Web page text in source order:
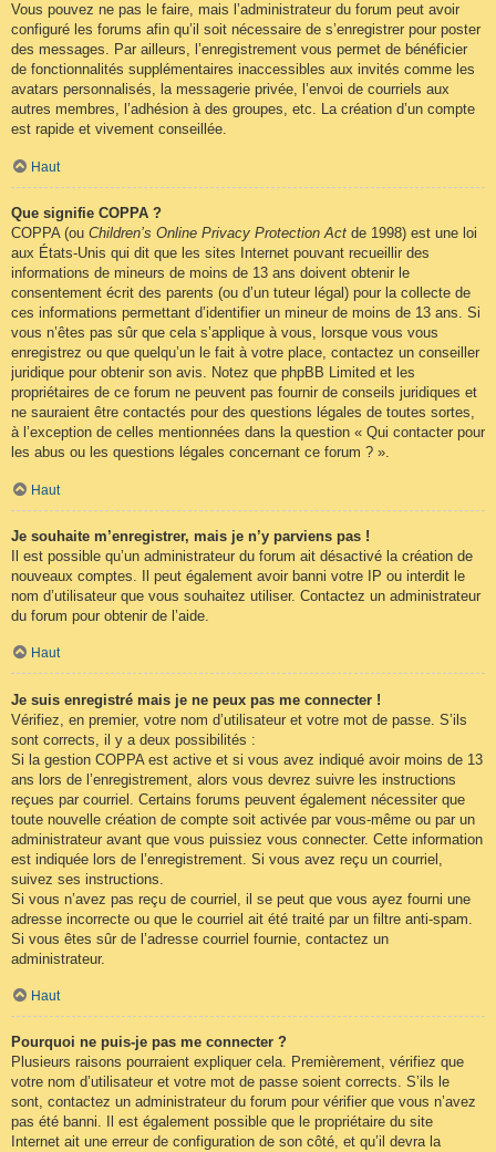
Vous pouvez ne pas le faire, mais l’administrateur du forum peut avoir
configuré les forums afin qu’il soit nécessaire de s’enregistrer pour poster
des messages. Par ailleurs, l’enregistrement vous permet de bénéficier
de fonctionnalités supplémentaires inaccessibles aux invités comme les
avatars personnalisés, la messagerie privée, l’envoi de courriels aux
autres membres, l’adhésion à des groupes, etc. La création d’un compte
est rapide et vivement conseillée.
Haut
Que signifie COPPA ?
COPPA (ou Children’s Online Privacy Protection Act de 1998) est une loi
aux États-Unis qui dit que les sites Internet pouvant recueillir des
informations de mineurs de moins de 13 ans doivent obtenir le
consentement écrit des parents (ou d’un tuteur légal) pour la collecte de
ces informations permettant d’identifier un mineur de moins de 13 ans. Si
vous n’êtes pas sûr que cela s’applique à vous, lorsque vous vous
enregistrez ou que quelqu’un le fait à votre place, contactez un conseiller
juridique pour obtenir son avis. Notez que phpBB Limited et les
propriétaires de ce forum ne peuvent pas fournir de conseils juridiques et
ne sauraient être contactés pour des questions légales de toutes sortes,
à l’exception de celles mentionnées dans la question « Qui contacter pour
les abus ou les questions légales concernant ce forum ? ».
Haut
Je souhaite m’enregistrer, mais je n’y parviens pas !
Il est possible qu’un administrateur du forum ait désactivé la création de
nouveaux comptes. Il peut également avoir banni votre IP ou interdit le
nom d’utilisateur que vous souhaitez utiliser. Contactez un administrateur
du forum pour obtenir de l’aide.
Haut
Je suis enregistré mais je ne peux pas me connecter !
Vérifiez, en premier, votre nom d’utilisateur et votre mot de passe. S’ils
sont corrects, il y a deux possibilités :
Si la gestion COPPA est active et si vous avez indiqué avoir moins de 13
ans lors de l’enregistrement, alors vous devrez suivre les instructions
reçues par courriel. Certains forums peuvent également nécessiter que
toute nouvelle création de compte soit activée par vous-même ou par un
administrateur avant que vous puissiez vous connecter. Cette information
est indiquée lors de l’enregistrement. Si vous avez reçu un courriel,
suivez ses instructions.
Si vous n’avez pas reçu de courriel, il se peut que vous ayez fourni une
adresse incorrecte ou que le courriel ait été traité par un filtre anti-spam.
Si vous êtes sûr de l’adresse courriel fournie, contactez un
administrateur.
Haut
Pourquoi ne puis-je pas me connecter ?
Plusieurs raisons pourraient expliquer cela. Premièrement, vérifiez que
votre nom d’utilisateur et votre mot de passe soient corrects. S’ils le
sont, contactez un administrateur du forum pour vérifier que vous n’avez
pas été banni. Il est également possible que le propriétaire du site
Internet ait une erreur de configuration de son côté, et qu’il devra la